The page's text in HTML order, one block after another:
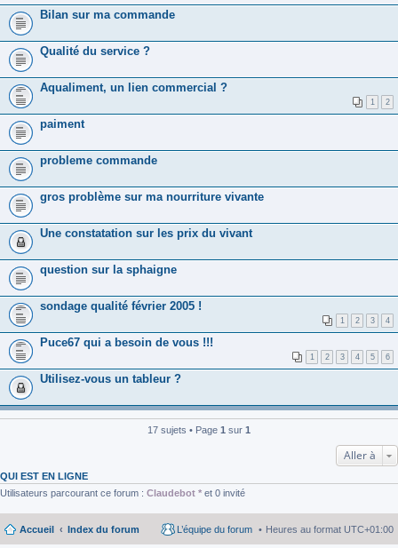
Bilan sur ma commande
Qualité du service ?
Aqualiment, un lien commercial ?
1 2
paiment
probleme commande
gros problème sur ma nourriture vivante
Une constatation sur les prix du vivant
question sur la sphaigne
sondage qualité février 2005 !
1 2 3 4
Puce67 qui a besoin de vous !!!
1 2 3 4 5 6
Utilisez-vous un tableur ?
17 sujets • Page 1 sur 1
Aller à
QUI EST EN LIGNE
Utilisateurs parcourant ce forum : Claudebot * et 0 invité
Accueil Index du forum Heures au format UTC+01:00
L’équipe du forum